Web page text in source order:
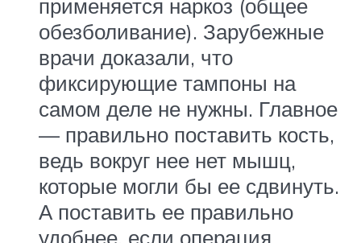
применяется наркоз (общее
обезболивание). Зарубежные
врачи доказали, что
фиксирующие тампоны на
самом деле не нужны. Главное
— правильно поставить кость,
ведь вокруг нее нет мышц,
которые могли бы ее сдвинуть.
А поставить ее правильно
удобнее, если операция